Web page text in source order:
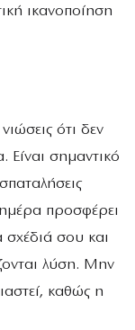
ικανοποίηση
ότι δεν
Είναι σημαντικό
προσφέρει
σχέδιά σου και
λύση. Μην
καθώς η